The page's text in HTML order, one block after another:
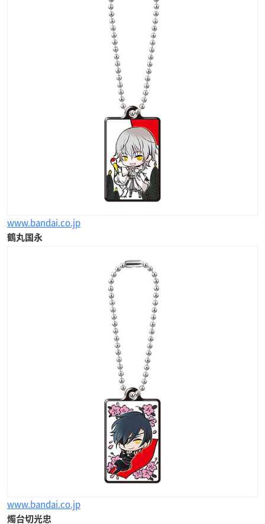
www.bandai.co.jp
鶴丸国永
www.bandai.co.jp
燭台切光忠